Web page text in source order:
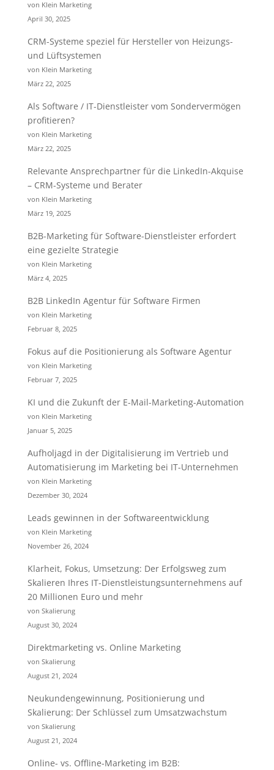
von Klein Marketing
April 30, 2025
CRM-Systeme speziel für Hersteller von Heizungs-
und Lüftsystemen
von Klein Marketing
März 22, 2025
Als Software / IT-Dienstleister vom Sondervermögen
profitieren?
von Klein Marketing
März 22, 2025
Relevante Ansprechpartner für die LinkedIn-Akquise
– CRM-Systeme und Berater
von Klein Marketing
März 19, 2025
B2B-Marketing für Software-Dienstleister erfordert
eine gezielte Strategie
von Klein Marketing
März 4, 2025
B2B LinkedIn Agentur für Software Firmen
von Klein Marketing
Februar 8, 2025
Fokus auf die Positionierung als Software Agentur
von Klein Marketing
Februar 7, 2025
KI und die Zukunft der E-Mail-Marketing-Automation
von Klein Marketing
Januar 5, 2025
Aufholjagd in der Digitalisierung im Vertrieb und
Automatisierung im Marketing bei IT-Unternehmen
von Klein Marketing
Dezember 30, 2024
Leads gewinnen in der Softwareentwicklung
von Klein Marketing
November 26, 2024
Klarheit, Fokus, Umsetzung: Der Erfolgsweg zum
Skalieren Ihres IT-Dienstleistungsunternehmens auf
20 Millionen Euro und mehr
von Skalierung
August 30, 2024
Direktmarketing vs. Online Marketing
von Skalierung
August 21, 2024
Neukundengewinnung, Positionierung und
Skalierung: Der Schlüssel zum Umsatzwachstum
von Skalierung
August 21, 2024
Online- vs. Offline-Marketing im B2B: